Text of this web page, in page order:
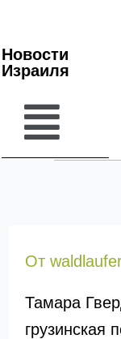
Новости
Израиля
От
Тамара
грузинская